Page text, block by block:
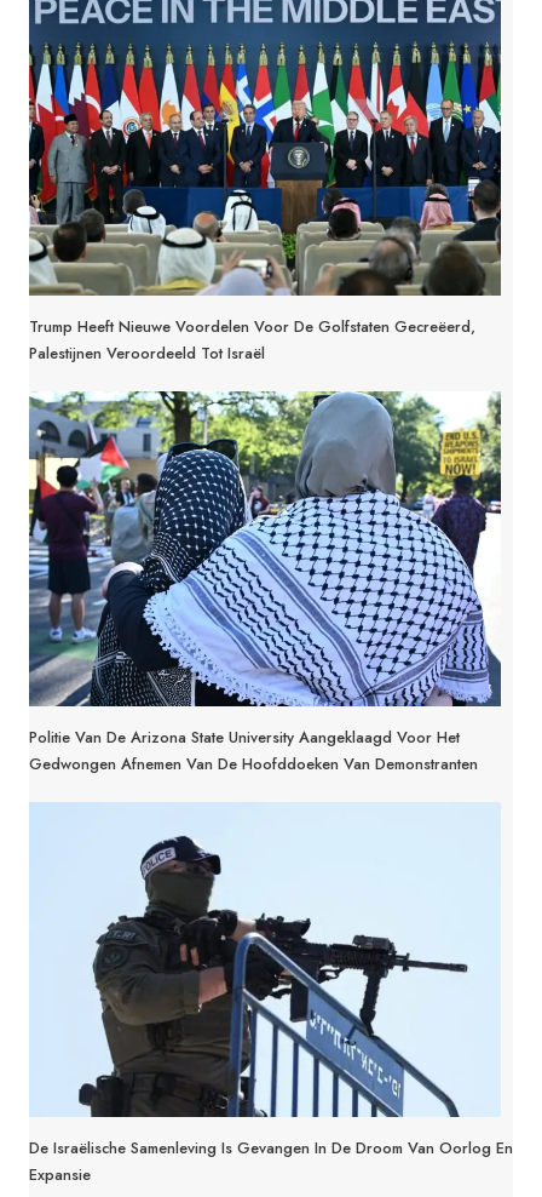
Trump Heeft Nieuwe Voordelen Voor De Golfstaten Gecreëerd,
Palestijnen Veroordeeld Tot Israël
Politie Van De Arizona State University Aangeklaagd Voor Het
Gedwongen Afnemen Van De Hoofddoeken Van Demonstranten
De Israëlische Samenleving Is Gevangen In De Droom Van Oorlog En
Expansie